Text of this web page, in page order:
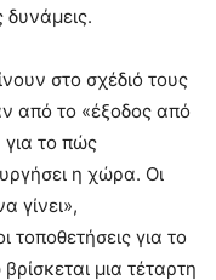
δυνάμεις.
στο σχέδιό τους
από το «έξοδος από
το πώς
η χώρα. Οι
γίνει»,
για το
μια τέταρτη